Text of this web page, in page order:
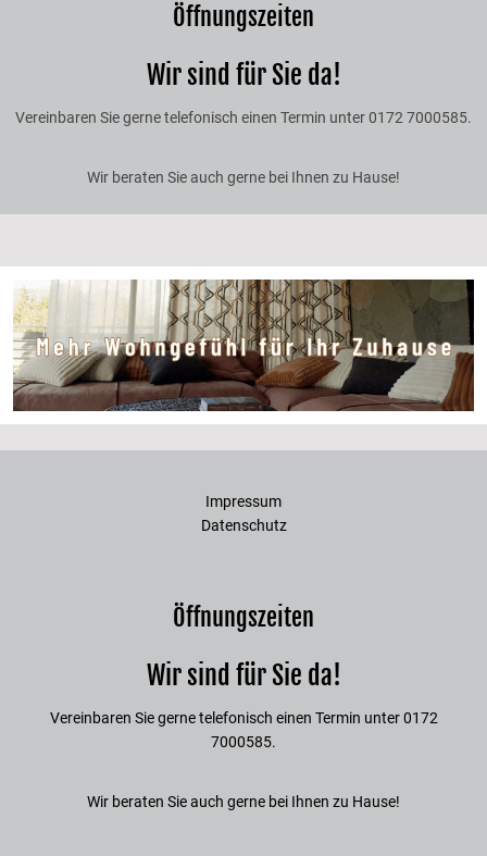
Öffnungszeiten
Wir sind für Sie da!
Vereinbaren Sie gerne telefonisch einen Termin unter 0172 7000585.
Wir beraten Sie auch gerne bei Ihnen zu Hause!
Impressum
Datenschutz
Öffnungszeiten
Wir sind für Sie da!
Vereinbaren Sie gerne telefonisch einen Termin unter 0172
7000585.
Wir beraten Sie auch gerne bei Ihnen zu Hause!